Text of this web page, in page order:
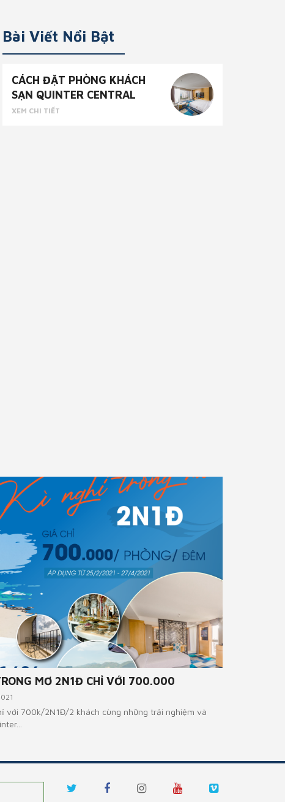
Bài Viết Nổi Bật
CÁCH ĐẶT PHÒNG KHÁCH
SẠN QUINTER CENTRAL
XEM CHI TIẾT
MƠ 2N1Đ CHỈ VỚI 700.000
700k/2N1Đ/2 khách cùng những trải nghiệm và